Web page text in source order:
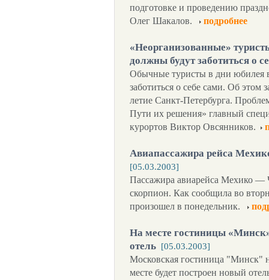
подготовке и проведению
Олег Шакалов.
подробнее
«Неорганизованные»
должны будут заботиться о
Обычные туристы в дни юбилея
заботиться о себе сами. Об этом
летие Санкт-Петербурга.
Пути их решения» главный
курортов Виктор Овсянников.
Авиапассажира рейса
[05.03.2003]
Пассажира авиарейса Мехико —
скорпион. Как сообщила во
произошел в понедельник.
На месте гостиницы
отель [05.03.2003]
Московская гостиница "Минск"
месте будет построен новый